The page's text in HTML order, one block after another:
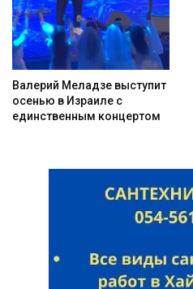
Валерий Меладзе выступит
осенью в Израиле с
единственным концертом